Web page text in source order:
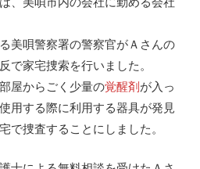
美唄警察署の警察官がＡさんの
で家宅捜索を行いました。
屋からごく少量の覚醒剤が入っ
用する際に利用する器具が発見
で捜査することにしました。